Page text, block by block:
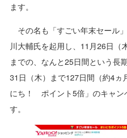
ます。
その名も「すごい年末セール
川大輔氏を起用し、11月26日（
までの、なんと25日間という長
31日（木）まで127日間（約4ヵ
にち！ ポイント5倍」のキャン
す。